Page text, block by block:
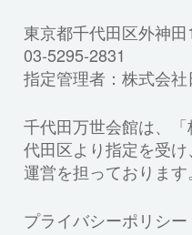
東京都千代田区外神
03-5295-2831
指定管理者：株式会
千代田万世会館は、
代田区より指定を受
運営を担っております。
プライバシーポリシー